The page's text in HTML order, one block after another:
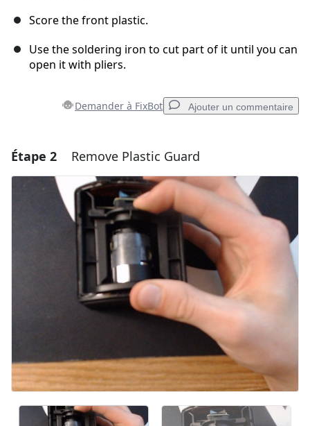
Score the front plastic.
Use the soldering iron to cut part of it until you can
open it with pliers.
Demander à FixBot Ajouter un commentaire
Ajouter un commentaire
Ajouter un commentaire
Annuler Publier un commentaire
Étape 2 Remove Plastic Guard